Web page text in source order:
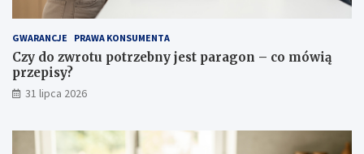
e
l
ę
g
n
a
j
GWARANCJE PRAWA KONSUMENTA
Czy do zwrotu potrzebny jest paragon – co mówią
przepisy?
31 lipca 2026